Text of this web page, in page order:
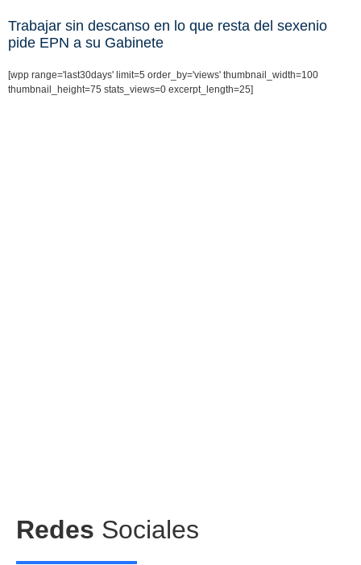
Trabajar sin descanso en lo que resta del sexenio
pide EPN a su Gabinete
[wpp range='last30days' limit=5 order_by='views' thumbnail_width=100
thumbnail_height=75 stats_views=0 excerpt_length=25]
Redes Sociales